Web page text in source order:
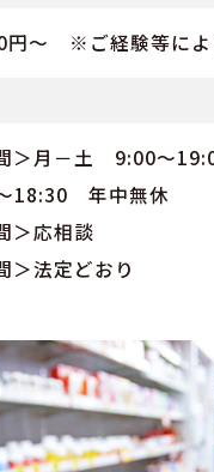
円～ ※ご経験等によ
＞月－土 9:00～
18:30 年中無休
＞応相談
＞法定どおり